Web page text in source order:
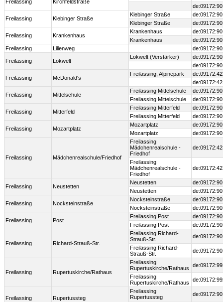
Freilassing Kirchfeldstraße
Freilassing Klebinger Straße
Klebinger Straße
Klebinger Straße
Freilassing Krankenhaus
Krankenhaus
Krankenhaus
Freilassing
Lilienweg
Freilassing Lokwelt
Lokwelt (Verstärker)
Freilassing McDonald's
Freilassing, Alpinepark
Freilassing Mittelschule
Freilassing Mittelschule
Freilassing Mittelschule
Freilassing Mitterfeld
Freilassing Mitterfeld
Freilassing Mitterfeld
Freilassing Mozartplatz
Mozartplatz
Mozartplatz
Freilassing Mädchenrealschule/Friedhof
Freilassing
Mädchenrealschule -
Friedhof
Freilassing
Mädchenrealschule -
Friedhof
Freilassing Neustetten
Neustetten
Neustetten
Freilassing Nocksteinstraße
Nocksteinstraße
Nocksteinstraße
Freilassing Post
Freilassing Post
Freilassing Post
Freilassing Richard-Strauß-Str.
Freilassing Richard-
Strauß-Str.
Freilassing Richard-
Strauß-Str.
Freilassing Rupertuskirche/Rathaus
Freilassing
Rupertuskirche/Rathaus
Freilassing
Rupertuskirche/Rathaus
Freilassing Rupertussteg
Freilassing
Rupertussteg